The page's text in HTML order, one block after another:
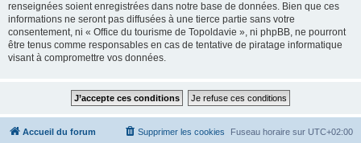
renseignées soient enregistrées dans notre base de données. Bien que ces
informations ne seront pas diffusées à une tierce partie sans votre
consentement, ni « Office du tourisme de Topoldavie », ni phpBB, ne pourront
être tenus comme responsables en cas de tentative de piratage informatique
visant à compromettre vos données.
Accueil du forum Fuseau horaire sur UTC+02:00
Supprimer les cookies